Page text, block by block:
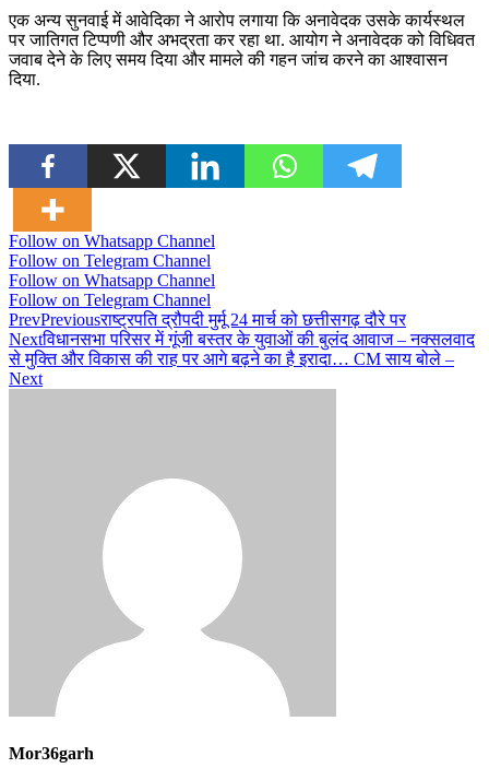
एक अन्य सुनवाई में आवेदिका ने आरोप लगाया कि अनावेदक उसके कार्यस्थल
पर जातिगत टिप्पणी और अभद्रता कर रहा था. आयोग ने अनावेदक को विधिवत
जवाब देने के लिए समय दिया और मामले की गहन जांच करने का आश्वासन
दिया.
Follow on Whatsapp Channel
Follow on Telegram Channel
Follow on Whatsapp Channel
Follow on Telegram Channel
PrevPreviousराष्ट्रपति द्रौपदी मुर्मू 24 मार्च को छत्तीसगढ़ दौरे पर
Nextविधानसभा परिसर में गूंजी बस्तर के युवाओं की बुलंद आवाज – नक्सलवाद
से मुक्ति और विकास की राह पर आगे बढ़ने का है इरादा… CM साय बोले –
Next
Mor36garh